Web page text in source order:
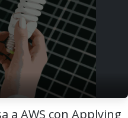
a AWS con Applying